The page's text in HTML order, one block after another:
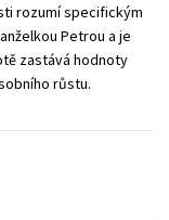
rozumí specifickým
Petrou a je
zastává hodnoty
růstu.